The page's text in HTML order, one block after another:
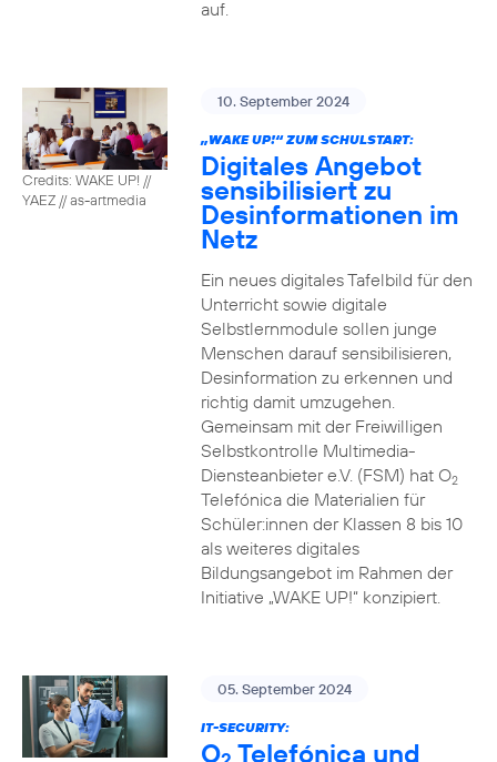
auf.
Credits: WAKE UP! //
YAEZ // as-artmedia
10. September 2024
„WAKE UP!“ ZUM SCHULSTART:
Digitales Angebot
sensibilisiert zu
Desinformationen im
Netz
Ein neues digitales Tafelbild für den
Unterricht sowie digitale
Selbstlernmodule sollen junge
Menschen darauf sensibilisieren,
Desinformation zu erkennen und
richtig damit umzugehen.
Gemeinsam mit der Freiwilligen
Selbstkontrolle Multimedia-
Diensteanbieter e.V. (FSM) hat O2
Telefónica die Materialien für
Schüler:innen der Klassen 8 bis 10
als weiteres digitales
Bildungsangebot im Rahmen der
Initiative „WAKE UP!“ konzipiert.
05. September 2024
IT-SECURITY:
O Telefónica und